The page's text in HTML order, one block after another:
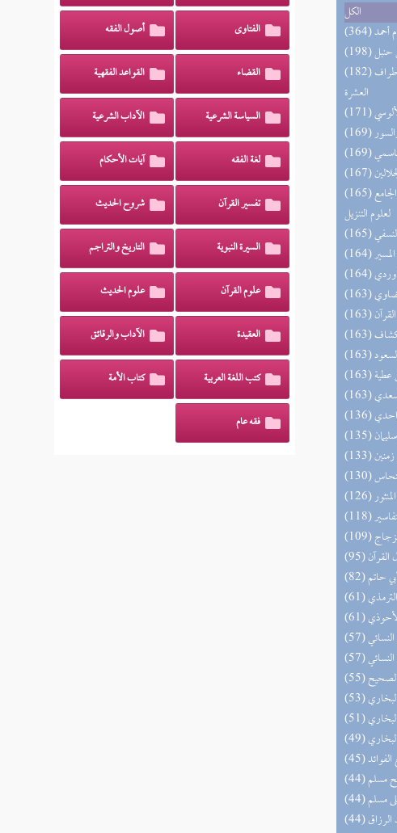
الكل
أحمد
حنبل
(182) إتحاف المهرة بالفوائد المبتكرة من أطراف
العشرة
(165) التحصيل لفوائد كتاب التفصيل الجامع
لعلوم التنزيل
النسفي
المسير
السعود
عطية
زمنين
المنثور
القرآن
حاتم
الترمذي
الأحوذي
النسائي
الصحيح
الفوائد
مسلم
مسلم
الرزاق
الفتاوى أصول الفقه
القضاء القواعد الفقهية
السياسة الشرعية الآداب الشرعية
لغة الفقه آيات الأحكام
تفسير القرآن شروح الحديث
السيرة النبوية التاريخ والتراجم
علوم القرآن علوم الحديث
العقيدة الآداب والرقائق
كتب اللغة العربية كتاب الأمة
فقه عام